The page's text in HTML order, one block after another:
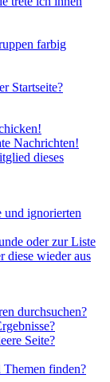
farbig
Startseite?
Nachrichten!
dieses
und ignorierten
oder zur Liste
diese wieder aus
durchsuchen?
Seite?
Themen finden?